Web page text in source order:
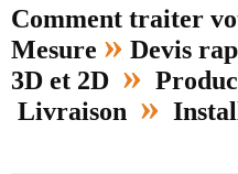
Comment traiter
Mesure » Devis
3D et 2D »
Livraison »